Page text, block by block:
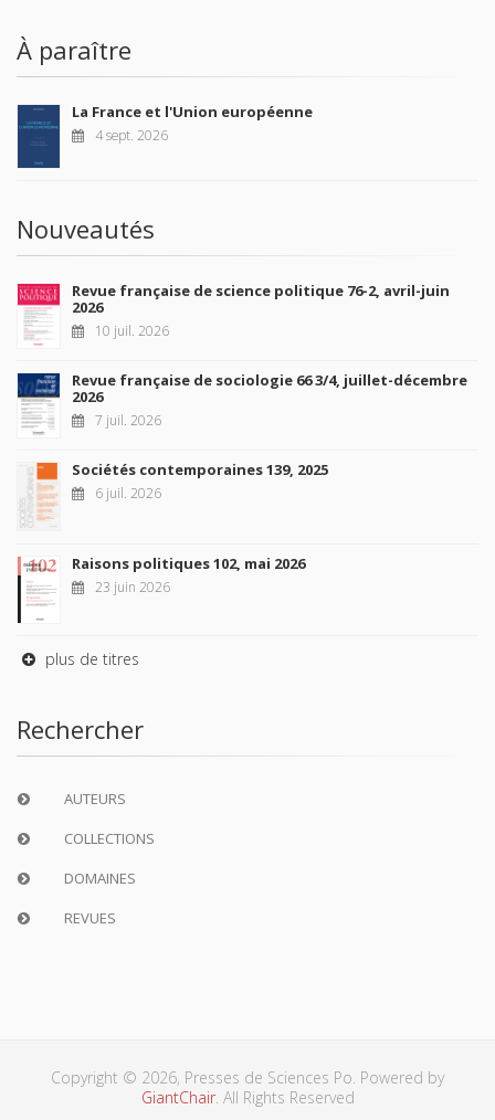
À paraître
La France et l'Union européenne
4 sept. 2026
Nouveautés
Revue française de science politique 76-2, avril-juin
2026
10 juil. 2026
Revue française de sociologie 66 3/4, juillet-décembre
2026
7 juil. 2026
Sociétés contemporaines 139, 2025
6 juil. 2026
Raisons politiques 102, mai 2026
23 juin 2026
plus de titres
Rechercher
AUTEURS
COLLECTIONS
DOMAINES
REVUES
Copyright © 2026, Presses de Sciences Po. Powered by
GiantChair. All Rights Reserved